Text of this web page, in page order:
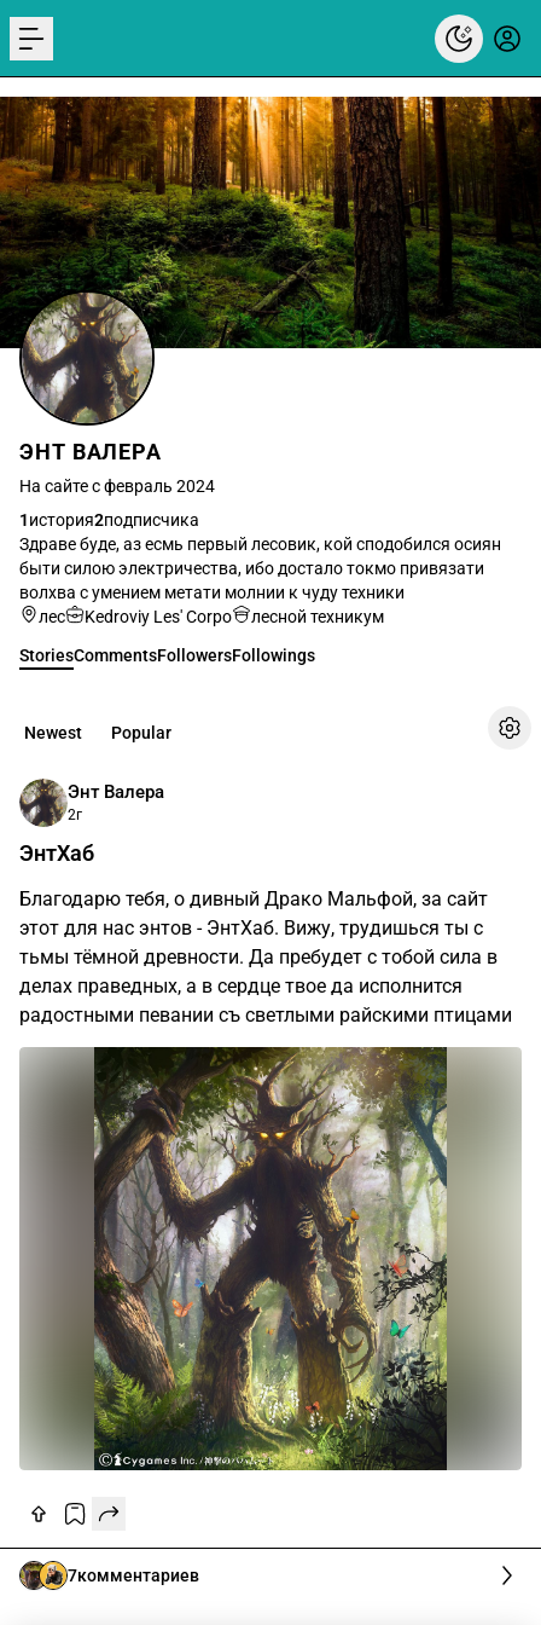
menu
ЭНТ ВАЛЕРА
На сайте с февраль 2024
1история2подписчика
Здраве буде, аз есмь первый лесовик, кой сподобился осиян
быти силою электричества, ибо достало токмо привязати
волхва с умением метати молнии к чуду техники
лес
Kedroviy Les' Corpo
лесной техникум
StoriesCommentsFollowersFollowings
Newest Popular
Энт Валера
2г
ЭнтХаб
Благодарю тебя, о дивный Драко Мальфой, за сайт
этот для нас энтов - ЭнтХаб. Вижу, трудишься ты с
тьмы тёмной древности. Да пребудет с тобой сила в
делах праведных, а в сердце твое да исполнится
радостными певании съ светлыми райскими птицами
7комментариев